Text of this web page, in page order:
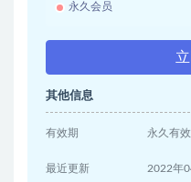
永久会员
其他信息
有效期 永久有效
最近更新 2022年